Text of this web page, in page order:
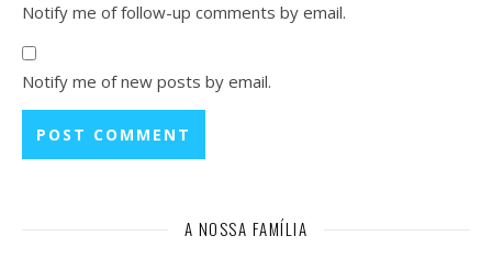
Notify me of follow-up comments by email.
Notify me of new posts by email.
A NOSSA FAMÍLIA